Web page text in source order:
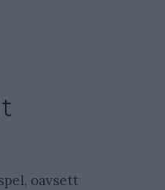
oavsett